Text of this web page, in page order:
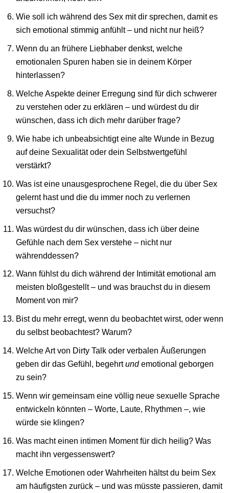
Wie soll ich während des Sex mit dir sprechen, damit es
sich emotional stimmig anfühlt – und nicht nur heiß?
Wenn du an frühere Liebhaber denkst, welche
emotionalen Spuren haben sie in deinem Körper
hinterlassen?
Welche Aspekte deiner Erregung sind für dich schwerer
zu verstehen oder zu erklären – und würdest du dir
wünschen, dass ich dich mehr darüber frage?
Wie habe ich unbeabsichtigt eine alte Wunde in Bezug
auf deine Sexualität oder dein Selbstwertgefühl
verstärkt?
Was ist eine unausgesprochene Regel, die du über Sex
gelernt hast und die du immer noch zu verlernen
versuchst?
Was würdest du dir wünschen, dass ich über deine
Gefühle nach dem Sex verstehe – nicht nur
währenddessen?
Wann fühlst du dich während der Intimität emotional am
meisten bloßgestellt – und was brauchst du in diesem
Moment von mir?
Bist du mehr erregt, wenn du beobachtet wirst, oder wenn
du selbst beobachtest? Warum?
Welche Art von Dirty Talk oder verbalen Äußerungen
geben dir das Gefühl, begehrtundemotional geborgen
zu sein?
Wenn wir gemeinsam eine völlig neue sexuelle Sprache
entwickeln könnten – Worte, Laute, Rhythmen –, wie
würde sie klingen?
Was macht einen intimen Moment für dich heilig? Was
macht ihn vergessenswert?
Welche Emotionen oder Wahrheiten hältst du beim Sex
am häufigsten zurück – und was müsste passieren, damit